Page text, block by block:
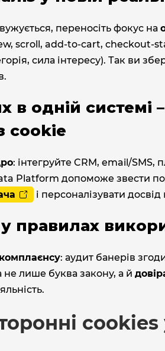
переносіть фокус на
scroll, add‑to‑cart,
сила інтересу). Так ви
в одній системі
cookie
: інтегруйте CRM, email/SMS,
Platform допоможе звести
і персоналізувати
правилах
: аудит банерів
лише буква закону, а й
cookies